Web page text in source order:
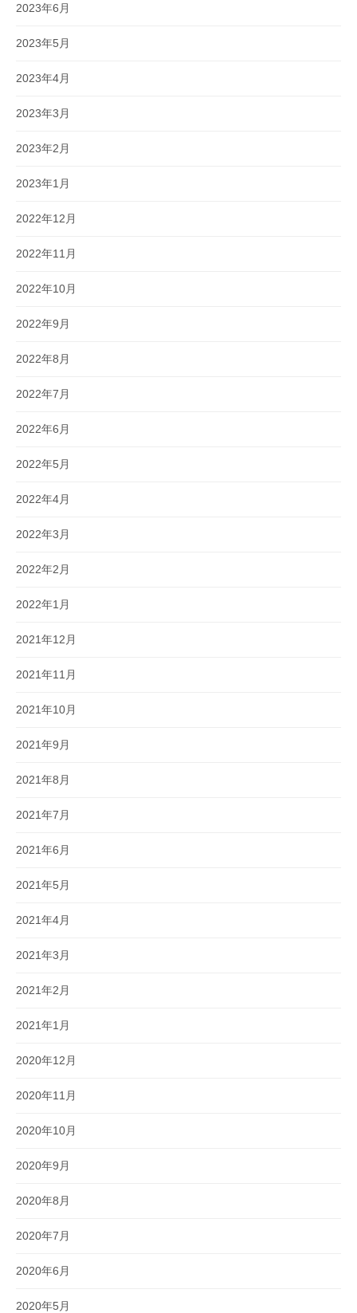
2023年6月
2023年5月
2023年4月
2023年3月
2023年2月
2023年1月
2022年12月
2022年11月
2022年10月
2022年9月
2022年8月
2022年7月
2022年6月
2022年5月
2022年4月
2022年3月
2022年2月
2022年1月
2021年12月
2021年11月
2021年10月
2021年9月
2021年8月
2021年7月
2021年6月
2021年5月
2021年4月
2021年3月
2021年2月
2021年1月
2020年12月
2020年11月
2020年10月
2020年9月
2020年8月
2020年7月
2020年6月
2020年5月